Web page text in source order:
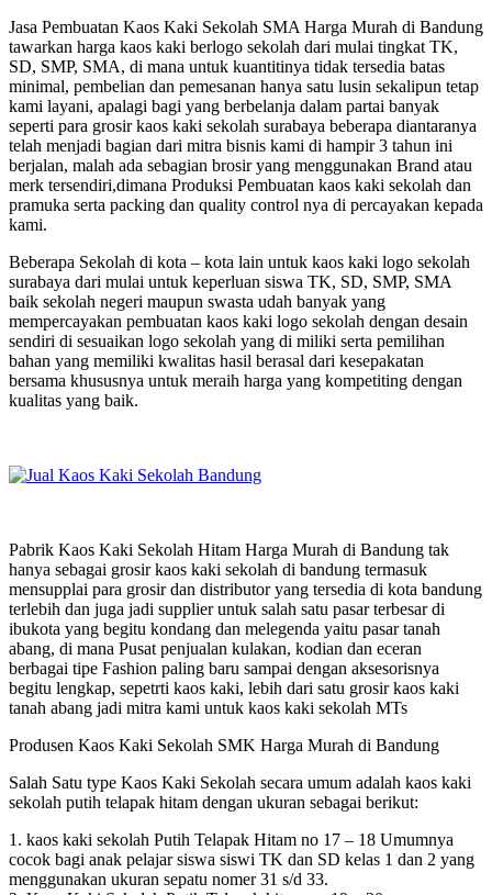
Jasa Pembuatan Kaos Kaki Sekolah SMA Harga Murah di Bandung
tawarkan harga kaos kaki berlogo sekolah dari mulai tingkat TK,
SD, SMP, SMA, di mana untuk kuantitinya tidak tersedia batas
minimal, pembelian dan pemesanan hanya satu lusin sekalipun tetap
kami layani, apalagi bagi yang berbelanja dalam partai banyak
seperti para grosir kaos kaki sekolah surabaya beberapa diantaranya
telah menjadi bagian dari mitra bisnis kami di hampir 3 tahun ini
berjalan, malah ada sebagian brosir yang menggunakan Brand atau
merk tersendiri,dimana Produksi Pembuatan kaos kaki sekolah dan
pramuka serta packing dan quality control nya di percayakan kepada
kami.
Beberapa Sekolah di kota – kota lain untuk kaos kaki logo sekolah
surabaya dari mulai untuk keperluan siswa TK, SD, SMP, SMA
baik sekolah negeri maupun swasta udah banyak yang
mempercayakan pembuatan kaos kaki logo sekolah dengan desain
sendiri di sesuaikan logo sekolah yang di miliki serta pemilihan
bahan yang memiliki kwalitas hasil berasal dari kesepakatan
bersama khususnya untuk meraih harga yang kompetiting dengan
kualitas yang baik.
Pabrik Kaos Kaki Sekolah Hitam Harga Murah di Bandung tak
hanya sebagai grosir kaos kaki sekolah di bandung termasuk
mensupplai para grosir dan distributor yang tersedia di kota bandung
terlebih dan juga jadi supplier untuk salah satu pasar terbesar di
ibukota yang begitu kondang dan melegenda yaitu pasar tanah
abang, di mana Pusat penjualan kulakan, kodian dan eceran
berbagai tipe Fashion paling baru sampai dengan aksesorisnya
begitu lengkap, sepetrti kaos kaki, lebih dari satu grosir kaos kaki
tanah abang jadi mitra kami untuk kaos kaki sekolah MTs
Produsen Kaos Kaki Sekolah SMK Harga Murah di Bandung
Salah Satu type Kaos Kaki Sekolah secara umum adalah kaos kaki
sekolah putih telapak hitam dengan ukuran sebagai berikut:
1. kaos kaki sekolah Putih Telapak Hitam no 17 – 18 Umumnya
cocok bagi anak pelajar siswa siswi TK dan SD kelas 1 dan 2 yang
menggunakan ukuran sepatu nomer 31 s/d 33.